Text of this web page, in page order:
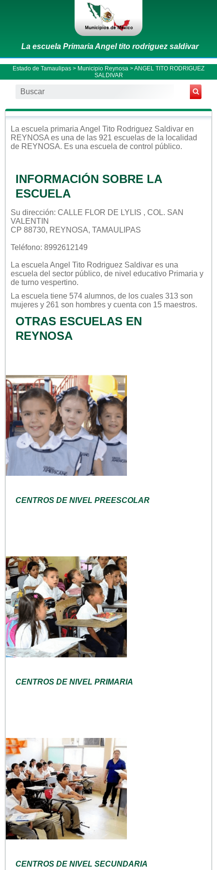
La escuela Primaria Angel tito rodriguez saldivar
Estado de Tamaulipas > Municipio Reynosa > ANGEL TITO RODRIGUEZ
SALDIVAR
La escuela primaria Angel Tito Rodriguez Saldivar en
REYNOSA es una de las 921 escuelas de la localidad
de REYNOSA. Es una escuela de control público.
INFORMACIÓN SOBRE LA
ESCUELA
Su dirección: CALLE FLOR DE LYLIS , COL. SAN
VALENTIN
CP 88730, REYNOSA, TAMAULIPAS
Teléfono: 8992612149
La escuela Angel Tito Rodriguez Saldivar es una
escuela del sector público, de nivel educativo Primaria y
de turno vespertino.
La escuela tiene 574 alumnos, de los cuales 313 son
mujeres y 261 son hombres y cuenta con 15 maestros.
OTRAS ESCUELAS EN
REYNOSA
CENTROS DE NIVEL PREESCOLAR
CENTROS DE NIVEL PRIMARIA
CENTROS DE NIVEL SECUNDARIA